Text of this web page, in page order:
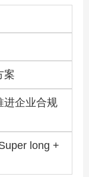
案
进企业合规
long +